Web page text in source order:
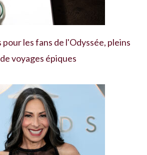
les fans de l'Odyssée, pleins
voyages épiques